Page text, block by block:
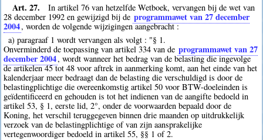
Art. 27.
In artikel 76 van hetzelfde Wetboek, vervangen bij de wet van
28 december 1992 en gewijzigd bij de programmawet van 27 december
2004, worden de volgende wijzigingen aangebracht :
a) paragraaf 1 wordt vervangen als volgt : "§ 1.
Onverminderd de toepassing van artikel 334 van de programmawet van 27
december 2004, wordt wanneer het bedrag van de belasting die ingevolge
de artikelen 45 tot 48 voor aftrek in aanmerking komt, aan het einde van het
kalenderjaar meer bedraagt dan de belasting die verschuldigd is door de
belastingplichtige die overeenkomstig artikel 50 voor BTW-doeleinden is
geïdentificeerd en gehouden is tot het indienen van de aangifte bedoeld in
artikel 53, § 1, eerste lid, 2°, onder de voorwaarden bepaald door de
Koning, het verschil teruggegeven binnen drie maanden op uitdrukkelijk
verzoek van de belastingplichtige of van zijn aansprakelijke
vertegenwoordiger bedoeld in artikel 55, §§ 1 of 2.